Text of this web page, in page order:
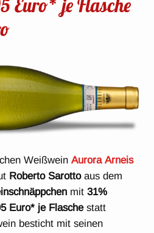
Euro* je Flasche
WeißweinAurora Arneis
Roberto Sarottoaus dem
mit31%
Euro* je Flaschestatt
besticht mit seinen